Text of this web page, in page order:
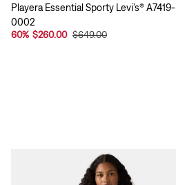
Playera Essential Sporty Levi’s® A7419-
0002
60% $260.00 $649.00